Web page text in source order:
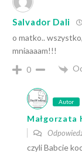
Salvador Dali
o matko..
mniaaaam!!!
0
Autor
Małgorzata
czyli Babcie